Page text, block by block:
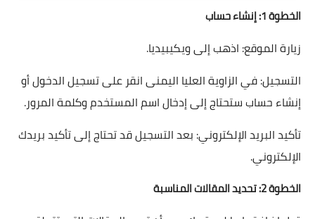
الخطوة 1: إنشاء حساب
زيارة الموقع: اذهب إلى ويكيبيديا.
التسجيل: في الزاوية العليا اليمنى انقر على تسجيل الدخول أو
إنشاء حساب ستحتاج إلى إدخال اسم المستخدم وكلمة المرور.
تأكيد البريد الإلكتروني: بعد التسجيل قد تحتاج إلى تأكيد بريدك
الإلكتروني.
الخطوة 2: تحديد المقالات المناسبة